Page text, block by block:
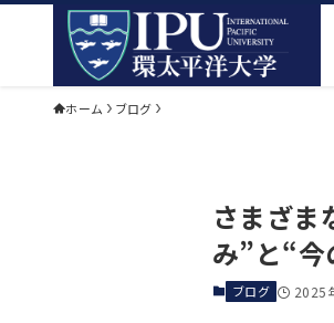
ホーム ブログ
さまざま
み”と“今
ブログ 2025